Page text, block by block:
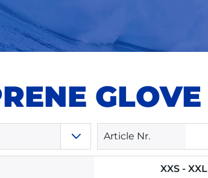
GLOVE
Article Nr.
XXS - XXL